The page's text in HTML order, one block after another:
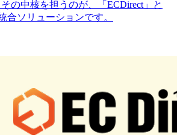
の中核を担うのが、「ECDirect」と
合ソリューションです。